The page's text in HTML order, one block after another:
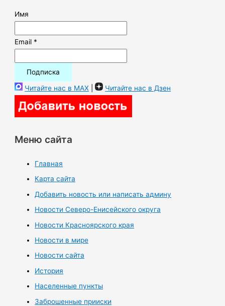
Имя
Email *
Читайте нас в MAX | Читайте нас в Дзен
Меню сайта
Главная
Карта сайта
Добавить новость или написать админу
Новости Северо-Енисейского округа
Новости Красноярского края
Новости в мире
Новости сайта
История
Населенные пункты
Заброшенные прииски